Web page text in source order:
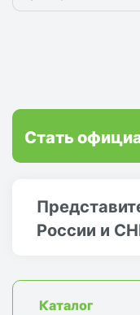
России и
Стать
Каталог